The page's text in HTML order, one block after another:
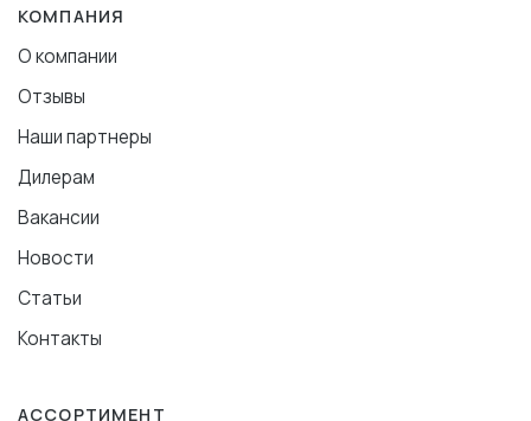
КОМПАНИЯ
О компании
Отзывы
Наши партнеры
Дилерам
Вакансии
Новости
Статьи
Контакты
АССОРТИМЕНТ